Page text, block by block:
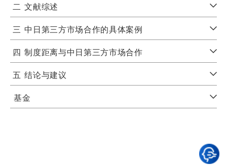
二 文献综述
三 中日第三方市场合作的具体案例
四 制度距离与中日第三方市场合作
五 结论与建议
基金